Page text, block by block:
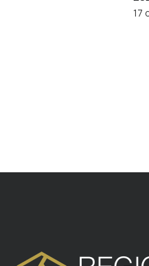
17